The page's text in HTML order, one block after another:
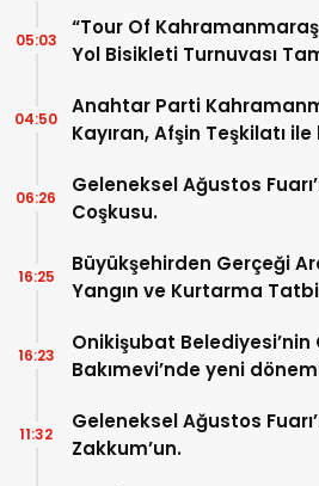
“Tour Of
Yol Bisikleti Turnuvası
05:03
Anahtar Parti
Kayıran, Afşin Teşkilatı
04:50
Geleneksel Ağustos
Coşkusu.
06:26
Büyükşehirden Gerçeği
Yangın ve Kurtarma
16:25
Onikişubat Belediyesi’nin
Bakımevi’nde yeni
16:23
Geleneksel Ağustos
Zakkum’un.
11:32